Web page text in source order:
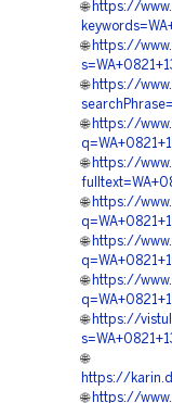
🌐 https://
🌐 https://
🌐 https://
🌐 https://
🌐 https://
🌐 https://
🌐 https://
🌐 https://
🌐 https://
🌐
https://
🌐 https://